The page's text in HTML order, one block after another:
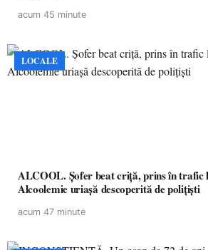
acum 45 minute
LOCALE
ALCOOL. Șofer beat criță, prins în trafic
Alcoolemie uriașă descoperită de polițiști
acum 47 minute